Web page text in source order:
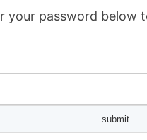
your password below